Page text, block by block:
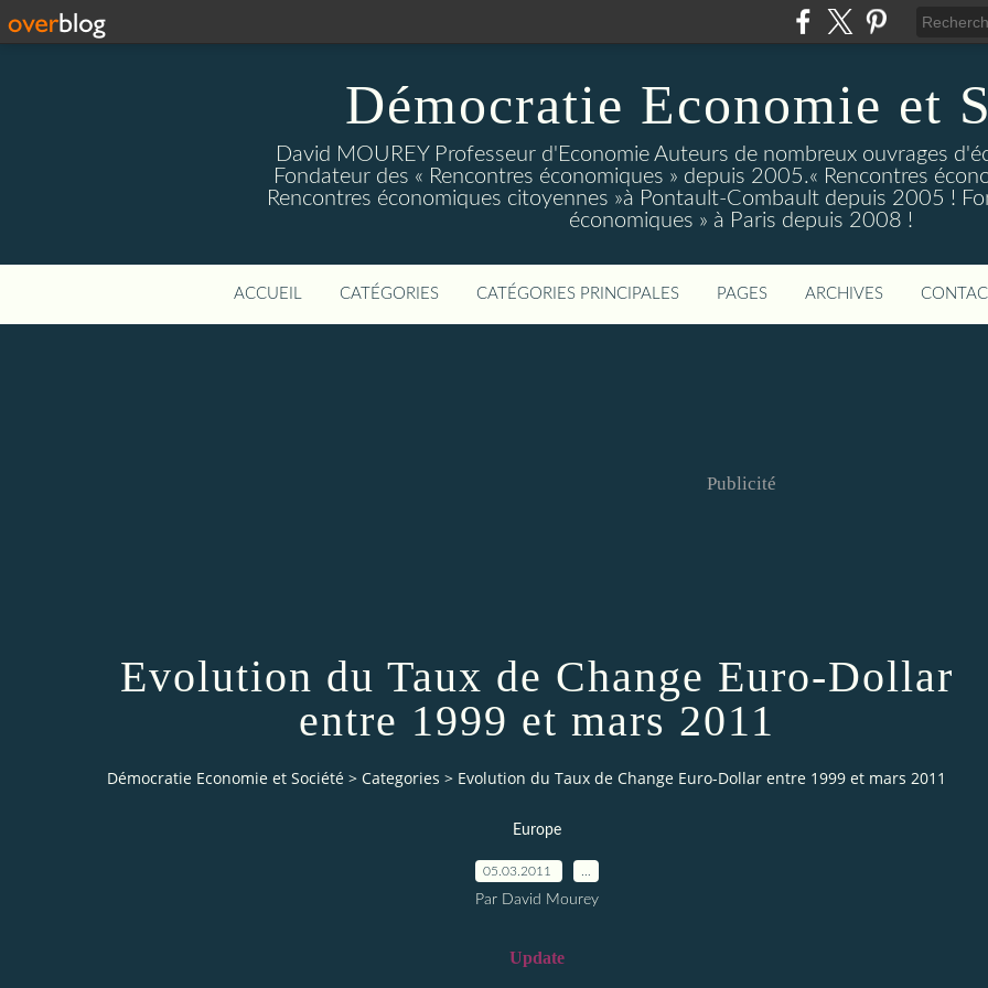
Démocratie Economie et
David MOUREY Professeur d'Economie Auteurs de nombreux ouvrages
Fondateur des « Rencontres économiques » depuis 2005.« Rencontres
Rencontres économiques citoyennes »à Pontault-Combault depuis 2005 !
économiques » à Paris depuis 2008 !
ACCUEIL CATÉGORIES CATÉGORIES PRINCIPALES PAGES ARCHIVES
Publicité
Evolution du Taux de Change Euro-Dollar
entre 1999 et mars 2011
Démocratie Economie et Société > Categories > Evolution du Taux de Change Euro-Dollar entre 1999 et mars 2011
Europe
05.03.2011
Par David Mourey
Update